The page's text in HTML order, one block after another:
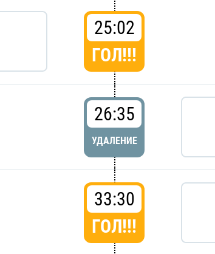
25:02
ГОЛ!!!
26:35
УДАЛЕНИЕ
33:30
ГОЛ!!!